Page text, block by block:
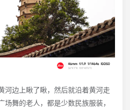
边上瞅了瞅，然后就沿着黄河走
舞的老人，都是少数民族服装，